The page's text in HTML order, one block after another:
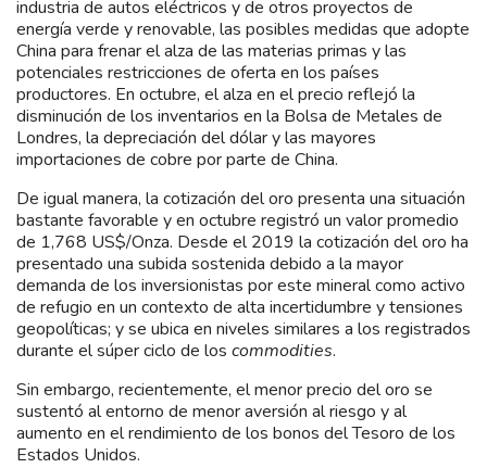
industria de autos eléctricos y de otros proyectos de
energía verde y renovable, las posibles medidas que adopte
China para frenar el alza de las materias primas y las
potenciales restricciones de oferta en los países
productores. En octubre, el alza en el precio reflejó la
disminución de los inventarios en la Bolsa de Metales de
Londres, la depreciación del dólar y las mayores
importaciones de cobre por parte de China.
De igual manera, la cotización del oro presenta una situación
bastante favorable y en octubre registró un valor promedio
de 1,768 US$/Onza. Desde el 2019 la cotización del oro ha
presentado una subida sostenida debido a la mayor
demanda de los inversionistas por este mineral como activo
de refugio en un contexto de alta incertidumbre y tensiones
geopolíticas; y se ubica en niveles similares a los registrados
durante el súper ciclo de los commodities.
Sin embargo, recientemente, el menor precio del oro se
sustentó al entorno de menor aversión al riesgo y al
aumento en el rendimiento de los bonos del Tesoro de los
Estados Unidos.